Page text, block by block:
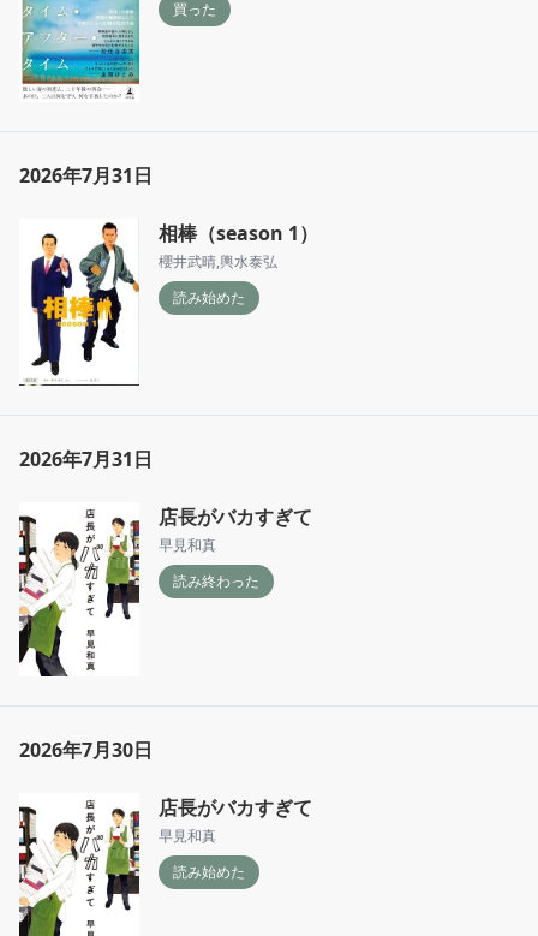
買った
2026年7月31日
相棒（season 1）
櫻井武晴,輿水泰弘
読み始めた
2026年7月31日
店長がバカすぎて
早見和真
読み終わった
2026年7月30日
店長がバカすぎて
早見和真
読み始めた